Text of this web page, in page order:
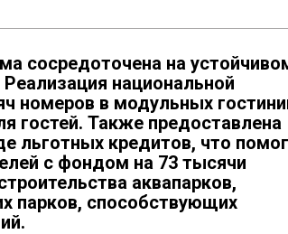
сосредоточена на
национальной
номеров в модульных
гостей. Также предоставлена
льготных кредитов, что
с фондом на 73 тысячи
аквапарков,
парков, способствующих